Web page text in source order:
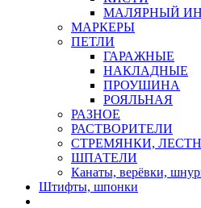
МАЛЯРНЫЙ
МАРКЕРЫ
ПЕТЛИ
ГАРАЖНЫЕ
НАКЛАДНЫЕ
ПРОУШИНА
РОЯЛЬНАЯ
РАЗНОЕ
РАСТВОРИТЕЛИ
СТРЕМЯНКИ,
ШПАТЕЛИ
Канаты, верёвки,
Штифты, шпонки